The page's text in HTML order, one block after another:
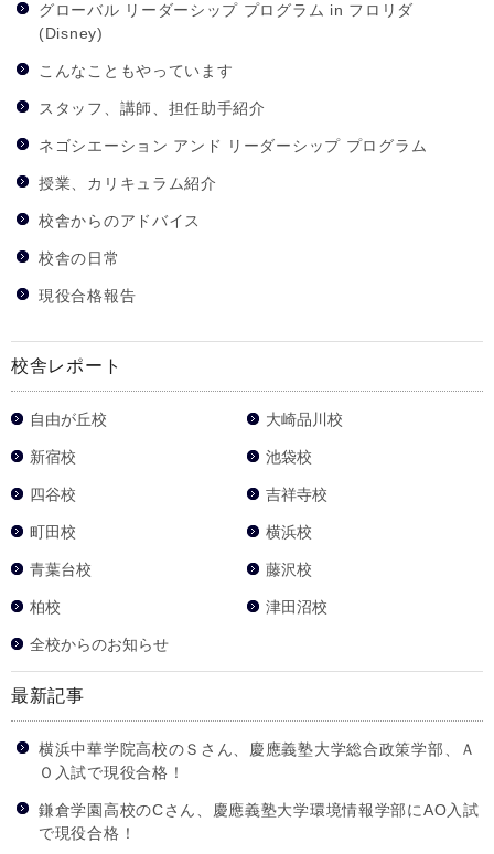
グローバル リーダーシップ プログラム in フロリダ
(Disney)
こんなこともやっています
スタッフ、講師、担任助手紹介
ネゴシエーション アンド リーダーシップ プログラム
授業、カリキュラム紹介
校舎からのアドバイス
校舎の日常
現役合格報告
校舎レポート
自由が丘校 大崎品川校
新宿校 池袋校
四谷校 吉祥寺校
町田校 横浜校
青葉台校 藤沢校
柏校 津田沼校
全校からのお知らせ
最新記事
横浜中華学院高校のＳさん、慶應義塾大学総合政策学部、Ａ
Ｏ入試で現役合格！
鎌倉学園高校のCさん、慶應義塾大学環境情報学部にAO入試
で現役合格！